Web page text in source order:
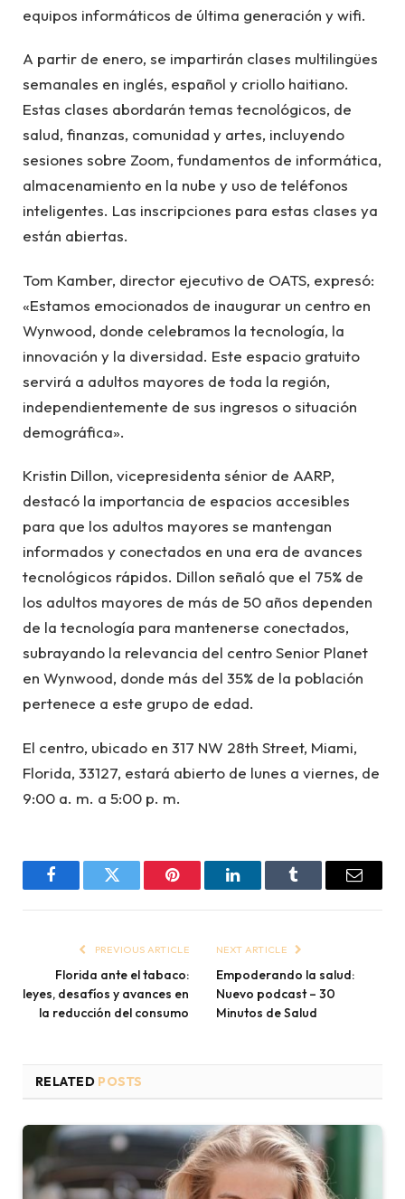
equipos informáticos de última generación y wifi.
A partir de enero, se impartirán clases multilingües
semanales en inglés, español y criollo haitiano.
Estas clases abordarán temas tecnológicos, de
salud, finanzas, comunidad y artes, incluyendo
sesiones sobre Zoom, fundamentos de informática,
almacenamiento en la nube y uso de teléfonos
inteligentes. Las inscripciones para estas clases ya
están abiertas.
Tom Kamber, director ejecutivo de OATS, expresó:
«Estamos emocionados de inaugurar un centro en
Wynwood, donde celebramos la tecnología, la
innovación y la diversidad. Este espacio gratuito
servirá a adultos mayores de toda la región,
independientemente de sus ingresos o situación
demográfica».
Kristin Dillon, vicepresidenta sénior de AARP,
destacó la importancia de espacios accesibles
para que los adultos mayores se mantengan
informados y conectados en una era de avances
tecnológicos rápidos. Dillon señaló que el 75% de
los adultos mayores de más de 50 años dependen
de la tecnología para mantenerse conectados,
subrayando la relevancia del centro Senior Planet
en Wynwood, donde más del 35% de la población
pertenece a este grupo de edad.
El centro, ubicado en 317 NW 28th Street, Miami,
Florida, 33127, estará abierto de lunes a viernes, de
9:00 a. m. a 5:00 p. m.
FacebookTwitter Pinterest LinkedInTumblr Email
PREVIOUS ARTICLE
Florida ante el tabaco:
leyes, desafíos y avances en
la reducción del consumo
NEXT ARTICLE
Empoderando la salud:
Nuevo podcast – 30
Minutos de Salud
RELATED POSTS